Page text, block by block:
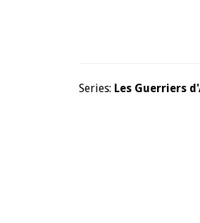
Series: Les Guerriers